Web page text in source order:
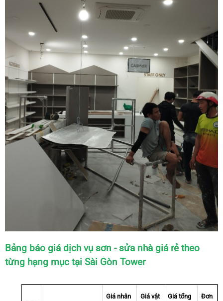
Bảng báo giá dịch vụ sơn - sửa nhà giá rẻ theo
từng hạng mục tại Sài Gòn Tower
Giá nhân
Giá vật
Giá tổng
Đơn